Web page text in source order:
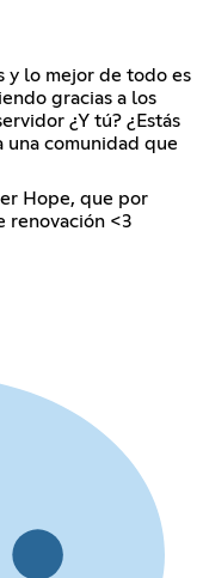
y lo mejor de todo es
gracias a los
¿Y tú? ¿Estás
comunidad que
Hope, que por
renovación <3